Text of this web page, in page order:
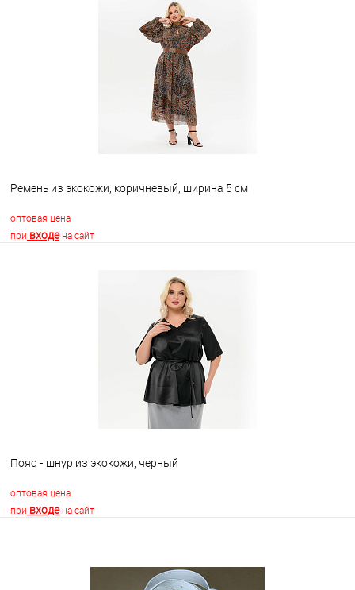
В корзину
Ремень из экокожи, коричневый, ширина 5 см
оптовая цена
при входена сайт
В корзину
Пояс - шнур из экокожи, черный
оптовая цена
при входена сайт